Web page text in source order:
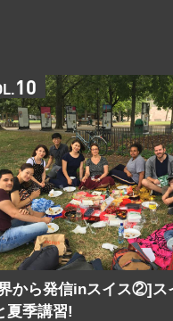
10
から発信inスイス②]ス
夏季講習!